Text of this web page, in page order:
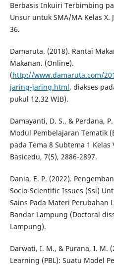
Berbasis Inkuiri Terbimbing
Unsur untuk SMA/MA Kelas X.
36.
Damaruta. (2018). Rantai
Makanan. (Online).
(http://www.damaruta.com/
jaring-jaring.html, diakses
pukul 12.32 WIB).
Damayanti, D. S., & Perdana,
Modul Pembelajaran Tematik
pada Tema 8 Subtema 1 Kelas
Basicedu, 7(5), 2886-2897.
Dania, E. P. (2022).
Socio-Scientific Issues (Ssi)
Sains Pada Materi Perubahan
Bandar Lampung (Doctoral
Lampung).
Darwati, I. M., & Purana, I. M.
Learning (PBL): Suatu Model